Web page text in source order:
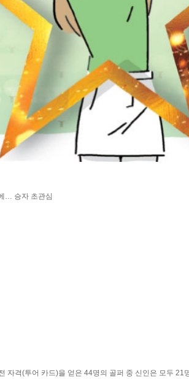
… 승자 초관심
자격(투어 카드)을 얻은 44명의 골퍼 중 신인은 모두 21